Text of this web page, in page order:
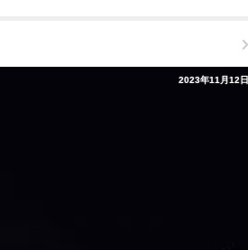
2023年11月12日